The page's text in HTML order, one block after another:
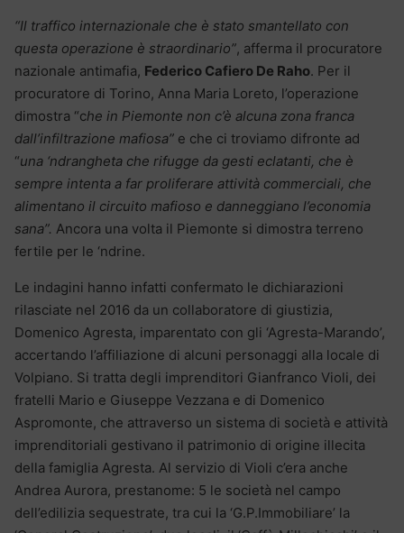
“Il traffico internazionale che è stato smantellato con
questa operazione è straordinario”, afferma il procuratore
nazionale antimafia, Federico Cafiero De Raho. Per il
procuratore di Torino, Anna Maria Loreto, l’operazione
dimostra “che in Piemonte non c’è alcuna zona franca
dall’infiltrazione mafiosa” e che ci troviamo difronte ad
“una ‘ndrangheta che rifugge da gesti eclatanti, che è
sempre intenta a far proliferare attività commerciali, che
alimentano il circuito mafioso e danneggiano l’economia
sana”. Ancora una volta il Piemonte si dimostra terreno
fertile per le ‘ndrine.
Le indagini hanno infatti confermato le dichiarazioni
rilasciate nel 2016 da un collaboratore di giustizia,
Domenico Agresta, imparentato con gli ‘Agresta-Marando’,
accertando l’affiliazione di alcuni personaggi alla locale di
Volpiano. Si tratta degli imprenditori Gianfranco Violi, dei
fratelli Mario e Giuseppe Vezzana e di Domenico
Aspromonte, che attraverso un sistema di società e attività
imprenditoriali gestivano il patrimonio di origine illecita
della famiglia Agresta. Al servizio di Violi c’era anche
Andrea Aurora, prestanome: 5 le società nel campo
dell’edilizia sequestrate, tra cui la ‘G.P.Immobiliare’ la